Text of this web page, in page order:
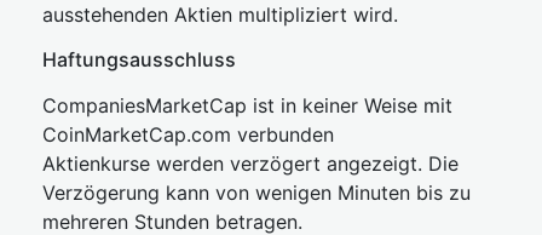
ausstehenden Aktien multipliziert wird.
Haftungsausschluss
CompaniesMarketCap ist in keiner Weise mit
CoinMarketCap.com verbunden
Aktienkurse werden verzögert angezeigt. Die
Verzögerung kann von wenigen Minuten bis zu
mehreren Stunden betragen.